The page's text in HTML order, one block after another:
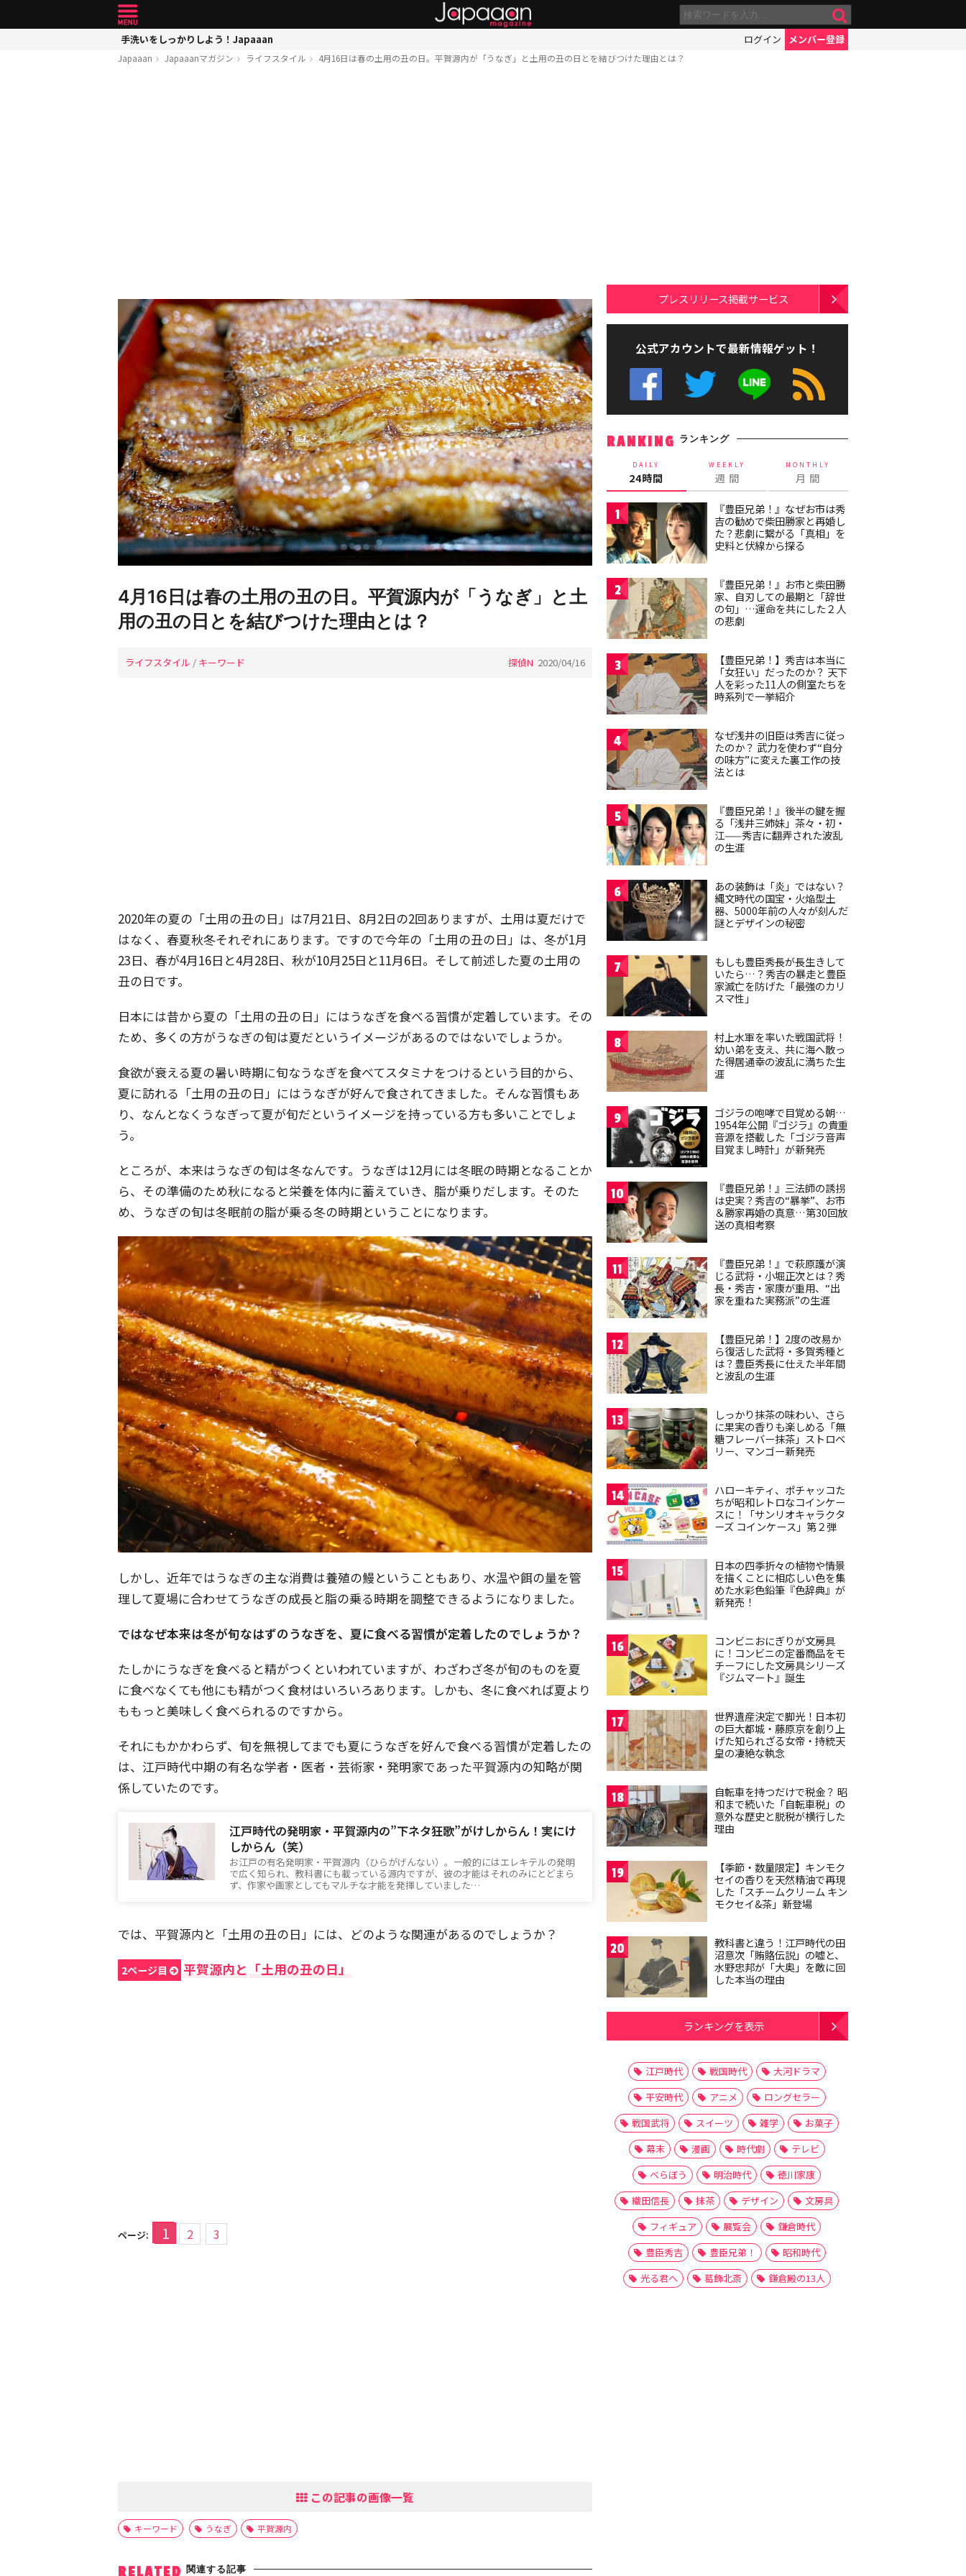
手洗いをしっかりしよう！Japaaan ログイン メンバー登録
Japaaan Japaaanマガジン ライフスタイル 4月16日は春の土用の丑の日。平賀源内が「うなぎ」と土用の丑の日とを結びつけた理由とは？
4月16日は春の土用の丑の日。平賀源内が「うなぎ」と土
用の丑の日とを結びつけた理由とは？
ライフスタイル / キーワード 探偵N 2020/04/16
2020年の夏の「土用の丑の日」は7月21日、8月2日の2回ありますが、土用は夏だけで
はなく、春夏秋冬それぞれにあります。ですので今年の「土用の丑の日」は、冬が1月
23日、春が4月16日と4月28日、秋が10月25日と11月6日。そして前述した夏の土用の
丑の日です。
日本には昔から夏の「土用の丑の日」にはうなぎを食べる習慣が定着しています。その
ため、多くの方がうなぎの旬は夏だというイメージがあるのではないでしょうか。
食欲が衰える夏の暑い時期に旬なうなぎを食べてスタミナをつけるという目的から、
夏に訪れる「土用の丑の日」にはうなぎが好んで食されてきました。そんな習慣もあ
り、なんとなくうなぎって夏が旬だというイメージを持っている方も多いことでしょ
う。
ところが、本来はうなぎの旬は冬なんです。うなぎは12月には冬眠の時期となることか
ら、その準備のため秋になると栄養を体内に蓄えていき、脂が乗りだします。そのた
め、うなぎの旬は冬眠前の脂が乗る冬の時期ということになります。
しかし、近年ではうなぎの主な消費は養殖の鰻ということもあり、水温や餌の量を管
理して夏場に合わせてうなぎの成長と脂の乗る時期を調整できるようになりました。
ではなぜ本来は冬が旬なはずのうなぎを、夏に食べる習慣が定着したのでしょうか？
たしかにうなぎを食べると精がつくといわれていますが、わざわざ冬が旬のものを夏
に食べなくても他にも精がつく食材はいろいろあります。しかも、冬に食べれば夏より
ももっと美味しく食べられるのですから。
それにもかかわらず、旬を無視してまでも夏にうなぎを好んで食べる習慣が定着したの
は、江戸時代中期の有名な学者・医者・芸術家・発明家であった平賀源内の知略が関
係していたのです。
江戸時代の発明家・平賀源内の”下ネタ狂歌”がけしからん！実にけ
しからん（笑）
お江戸の有名発明家・平賀源内（ひらがげんない）。一般的にはエレキテルの発明
で広く知られ、教科書にも載っている源内ですが、彼の才能はそれのみにとどまら
ず、作家や画家としてもマルチな才能を発揮していました…
では、平賀源内と「土用の丑の日」には、どのような関連があるのでしょうか？
2ページ目 平賀源内と「土用の丑の日」
ページ: 1 2 3
この記事の画像一覧
キーワード うなぎ 平賀源内
関連する記事
プレスリリース掲載サービス
公式アカウントで最新情報ゲット！
RANKING ランキング
DAILY
24時間
WEEKLY
週 間
MONTHLY
月 間
1
『豊臣兄弟！』なぜお市は秀
吉の勧めで柴田勝家と再婚し
た？悲劇に繋がる「真相」を
史料と伏線から探る
2
『豊臣兄弟！』お市と柴田勝
家、自刃しての最期と「辞世
の句」…運命を共にした２人
の悲劇
3
【豊臣兄弟！】秀吉は本当に
「女狂い」だったのか？ 天下
人を彩った11人の側室たちを
時系列で一挙紹介
4
なぜ浅井の旧臣は秀吉に従っ
たのか？ 武力を使わず“自分
の味方”に変えた裏工作の技
法とは
5
『豊臣兄弟！』後半の鍵を握
る「浅井三姉妹」茶々・初・
江——秀吉に翻弄された波乱
の生涯
6
あの装飾は「炎」ではない？
縄文時代の国宝・火焔型土
器、5000年前の人々が刻んだ
謎とデザインの秘密
7
もしも豊臣秀長が長生きして
いたら…？秀吉の暴走と豊臣
家滅亡を防げた「最強のカリ
スマ性」
8
村上水軍を率いた戦国武将！
幼い弟を支え、共に海へ散っ
た得居通幸の波乱に満ちた生
涯
9
ゴジラの咆哮で目覚める朝…
1954年公開『ゴジラ』の貴重
音源を搭載した「ゴジラ音声
目覚まし時計」が新発売
10
『豊臣兄弟！』三法師の誘拐
は史実？秀吉の“暴挙”、お市
＆勝家再婚の真意…第30回放
送の真相考察
11
『豊臣兄弟！』で萩原護が演
じる武将・小堀正次とは？秀
長・秀吉・家康が重用、“出
家を重ねた実務派”の生涯
12
【豊臣兄弟！】2度の改易か
ら復活した武将・多賀秀種と
は？豊臣秀長に仕えた半年間
と波乱の生涯
13
しっかり抹茶の味わい、さら
に果実の香りも楽しめる「無
糖フレーバー抹茶」ストロベ
リー、マンゴー新発売
14
ハローキティ、ポチャッコた
ちが昭和レトロなコインケー
スに！「サンリオキャラクタ
ーズ コインケース」第２弾
15
日本の四季折々の植物や情景
を描くことに相応しい色を集
めた水彩色鉛筆『色辞典』が
新発売！
16
コンビニおにぎりが文房具
に！コンビニの定番商品をモ
チーフにした文房具シリーズ
『ジムマート』誕生
17
世界遺産決定で脚光！日本初
の巨大都城・藤原京を創り上
げた知られざる女帝・持統天
皇の凄絶な執念
18
自転車を持つだけで税金？ 昭
和まで続いた「自転車税」の
意外な歴史と脱税が横行した
理由
19
【季節・数量限定】キンモク
セイの香りを天然精油で再現
した「スチームクリーム キン
モクセイ&茶」新登場
20
教科書と違う！江戸時代の田
沼意次「賄賂伝説」の嘘と、
水野忠邦が「大奥」を敵に回
した本当の理由
ランキングを表示
江戸時代 戦国時代
大河ドラマ
平安時代
アニメ
ロングセラー
戦国武将
スイーツ 雑学
お菓子
幕末
漫画 時代劇
テレビ
べらぼう
明治時代
徳川家康
織田信長
抹茶 デザイン
文房具
フィギュア
展覧会
鎌倉時代
豊臣秀吉
豊臣兄弟！
昭和時代
光る君へ
葛飾北斎 鎌倉殿の13人